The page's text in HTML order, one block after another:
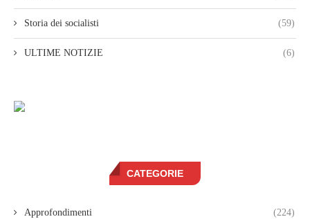
Storia dei socialisti (59)
ULTIME NOTIZIE (6)
CATEGORIE
Approfondimenti (224)